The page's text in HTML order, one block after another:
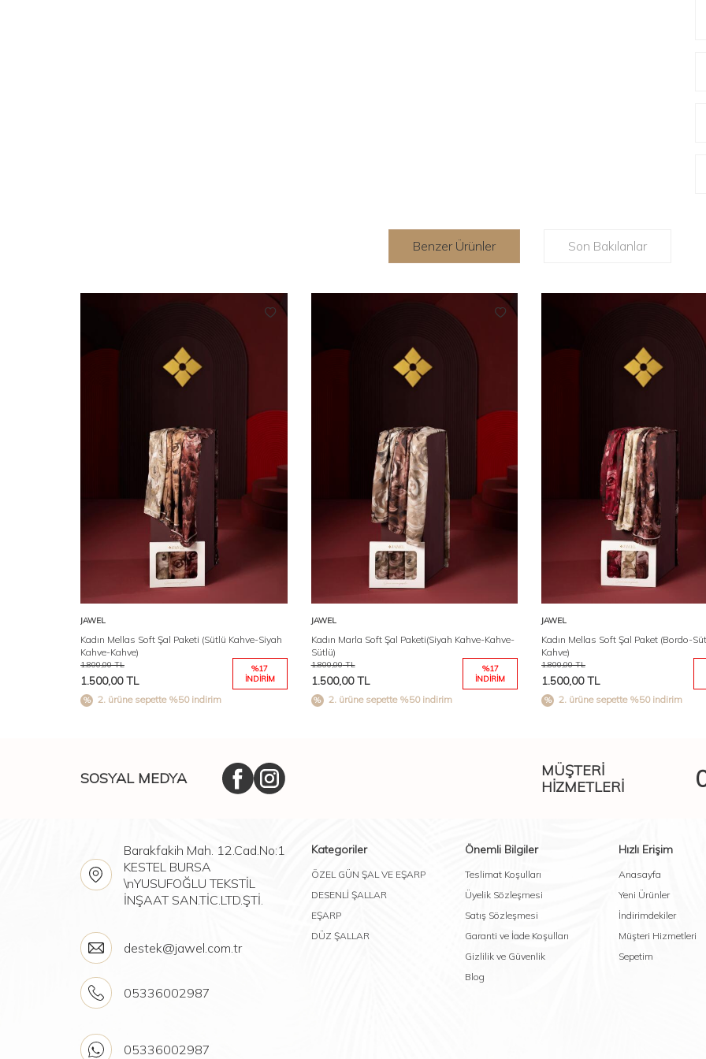
Benzer Ürünler Son Bakılanlar
JAWEL
Kadın Mellas Soft Şal Paketi (Sütlü Kahve-Siyah
Kahve-Kahve)
1.800,00TL
1.500,00TL
%17
İNDIRIM
2. ürüne sepette %50 indirim
JAWEL
Kadın Marla Soft Şal Paketi(Siyah Kahve-Kahve-
Sütlü)
1.800,00TL
1.500,00TL
%17
İNDIRIM
2. ürüne sepette %50 indirim
JAWEL
Kadın Mellas Soft Şal Paket (Bordo-
Kahve)
1.800,00TL
1.500,00TL
2. ürüne sepette %50 indirim
SOSYAL MEDYA
MÜŞTERI
HIZMETLERI
Barakfakih Mah. 12.Cad.No:1
KESTEL BURSA
\nYUSUFOĞLU TEKSTİL
İNŞAAT SAN.TİC.LTD.ŞTİ.
destek@jawel.com.tr
05336002987
05336002987
Kategoriler
ÖZEL GÜN ŞAL VE EŞARP
DESENLİ ŞALLAR
EŞARP
DÜZ ŞALLAR
Önemli Bilgiler
Teslimat Koşulları
Üyelik Sözleşmesi
Satış Sözleşmesi
Garanti ve İade Koşulları
Gizlilik ve Güvenlik
Blog
Hızlı Erişim
Anasayfa
Yeni Ürünler
İndirimdekiler
Müşteri Hizmetleri
Sepetim